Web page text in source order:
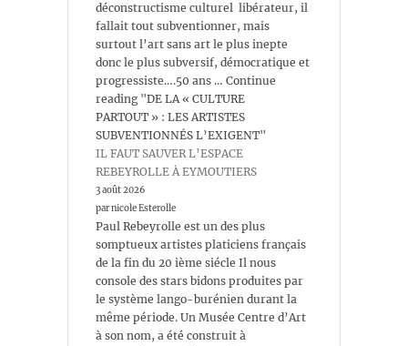
déconstructisme culturel libérateur, il
fallait tout subventionner, mais
surtout l’art sans art le plus inepte
donc le plus subversif, démocratique et
progressiste….50 ans … Continue
reading "DE LA « CULTURE
PARTOUT » : LES ARTISTES
SUBVENTIONNÉS L’EXIGENT"
IL FAUT SAUVER L’ESPACE
REBEYROLLE À EYMOUTIERS
3 août 2026
par nicole Esterolle
Paul Rebeyrolle est un des plus
somptueux artistes platiciens français
de la fin du 20 ième siécle Il nous
console des stars bidons produites par
le système lango-burénien durant la
même période. Un Musée Centre d’Art
à son nom, a été construit à